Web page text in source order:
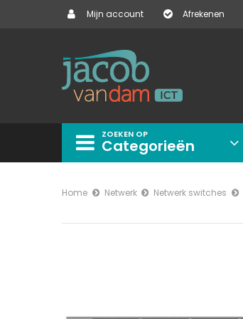
Mijn account Afrekenen
ZOEKEN OP
Categorieën
Home Netwerk Netwerk switches